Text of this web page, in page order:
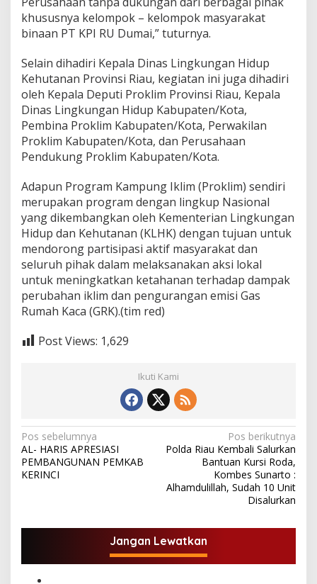
i
n
s
R
i
a
u
khususnya kelompok – kelompok masyarakat
binaan PT KPI RU Dumai,” tuturnya.
Selain dihadiri Kepala Dinas Lingkungan Hidup
Kehutanan Provinsi Riau, kegiatan ini juga dihadiri
oleh Kepala Deputi Proklim Provinsi Riau, Kepala
Dinas Lingkungan Hidup Kabupaten/Kota,
Pembina Proklim Kabupaten/Kota, Perwakilan
Proklim Kabupaten/Kota, dan Perusahaan
Pendukung Proklim Kabupaten/Kota.
Adapun Program Kampung Iklim (Proklim) sendiri
merupakan program dengan lingkup Nasional
yang dikembangkan oleh Kementerian Lingkungan
Hidup dan Kehutanan (KLHK) dengan tujuan untuk
mendorong partisipasi aktif masyarakat dan
seluruh pihak dalam melaksanakan aksi lokal
untuk meningkatkan ketahanan terhadap dampak
perubahan iklim dan pengurangan emisi Gas
Rumah Kaca (GRK).(tim red)
Post Views: 1,629
Ikuti Kami
N
a
v
s
Pos sebelumnya
AL- HARIS APRESIASI
PEMBANGUNAN PEMKAB
KERINCI
Pos berikutnya
Polda Riau Kembali Salurkan
Bantuan Kursi Roda,
Kombes Sunarto :
Alhamdulillah, Sudah 10 Unit
Disalurkan
Jangan Lewatkan